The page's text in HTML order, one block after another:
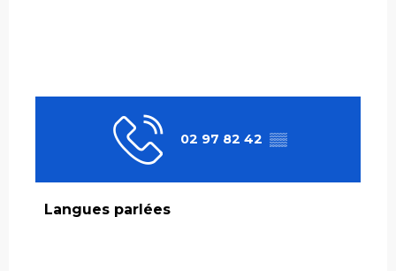
02 97 82 42 ▒▒
Langues parlées
Langues parlées